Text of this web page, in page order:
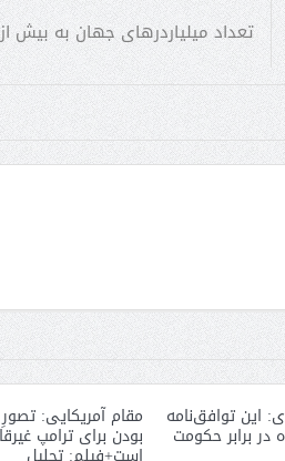
تعداد میلیاردرهای جهان به بیش
این توافق‌نامه
در برابر حکومت
مقام آمریکایی: تصورِ
بودن برای ترامپ